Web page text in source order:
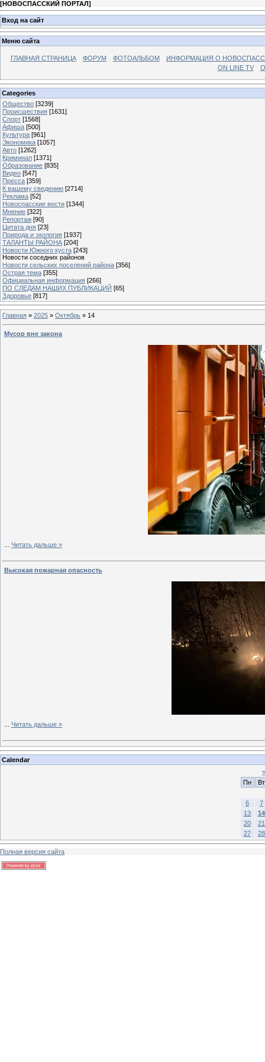
[НОВОСПАССКИЙ ПОРТАЛ]
Вход на сайт
Меню сайта
ГЛАВНАЯ СТРАНИЦА ФОРУМ ФОТОАЛЬБОМ
ИНФОРМАЦИЯ О
ON LINE TV
Categories
Общество [3239]
Происшествия [1631]
Спорт [1568]
Афиша [500]
Культура [961]
Экономика [1057]
Авто [1262]
Криминал [1371]
Образование [835]
Видео [547]
Пресса [359]
К вашему сведению [2714]
Реклама [52]
Новоспасские вести [1344]
Мнение [322]
Репортаж [90]
Цитата дня [23]
Природа и экология [1937]
ТАЛАНТЫ РАЙОНА [204]
Новости Южного куста [243]
Новости соседних районов
Новости сельских поселений района [356]
Острая тема [355]
Официальная информация [266]
ПО СЛЕДАМ НАШИХ ПУБЛИКАЦИЙ [65]
Здоровье [817]
Главная » 2025 » Октябрь » 14
Мусор вне закона
Читать дальше »
Высокая пожарная опасность
Читать дальше »
Calendar
«
Пн
Вт
6
7
13
14
20
21
27
28
Полная версия сайта